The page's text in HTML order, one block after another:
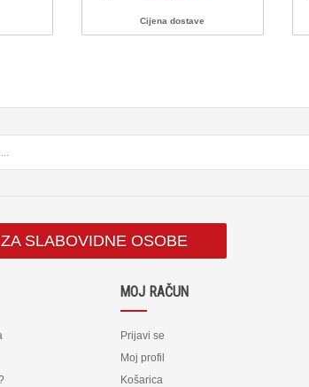
Cijena dostave
ZA SLABOVIDNE OSOBE
MOJ RAČUN
Prijavi se
Moj profil
Košarica